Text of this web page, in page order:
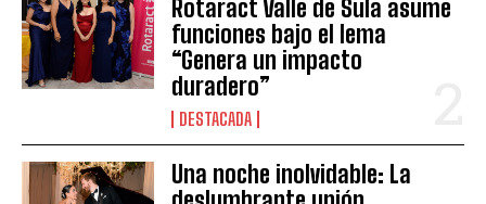
Rotaract Valle de Sula asume
funciones bajo el lema
“Genera un impacto
duradero”
DESTACADA
Una noche inolvidable: La